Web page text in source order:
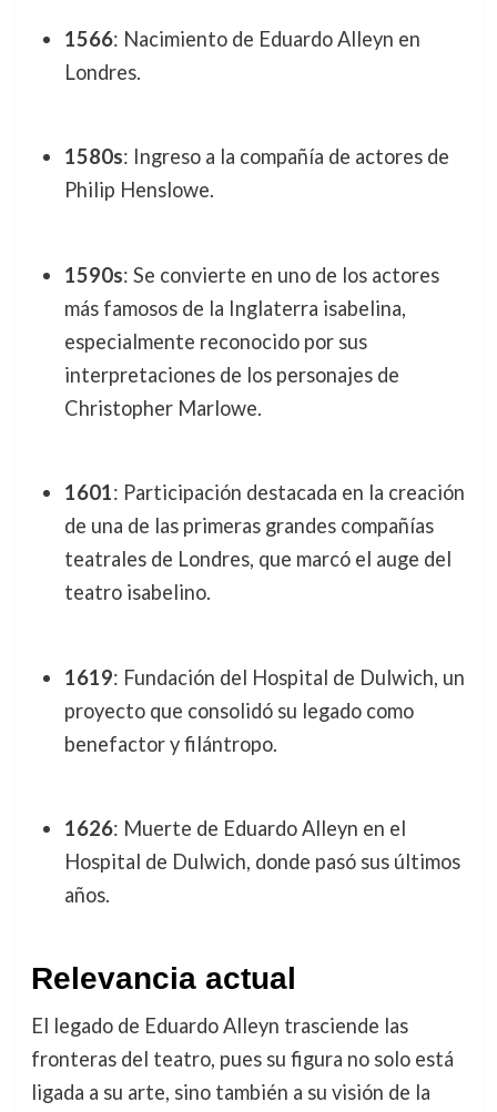
1566: Nacimiento de Eduardo Alleyn en
Londres.
1580s: Ingreso a la compañía de actores de
Philip Henslowe.
1590s: Se convierte en uno de los actores
más famosos de la Inglaterra isabelina,
especialmente reconocido por sus
interpretaciones de los personajes de
Christopher Marlowe.
1601: Participación destacada en la creación
de una de las primeras grandes compañías
teatrales de Londres, que marcó el auge del
teatro isabelino.
1619: Fundación del Hospital de Dulwich, un
proyecto que consolidó su legado como
benefactor y filántropo.
1626: Muerte de Eduardo Alleyn en el
Hospital de Dulwich, donde pasó sus últimos
años.
Relevancia actual
El legado de Eduardo Alleyn trasciende las
fronteras del teatro, pues su figura no solo está
ligada a su arte, sino también a su visión de la